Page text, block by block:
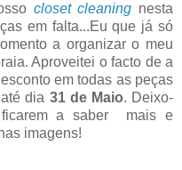
closet cleaning nesta
em falta...Eu que já só
a organizar o meu
Aproveitei o facto de a
em todas as peças
dia 31 de Maio. Deixo-
ficarem a saber mais e
imagens!